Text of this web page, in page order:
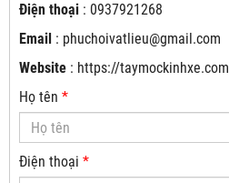
Điện thoại : 0937921268
Email : phuchoivatlieu@gmail.com
Website : https://taymockinhxe.com
Họ tên *
Điện thoại *